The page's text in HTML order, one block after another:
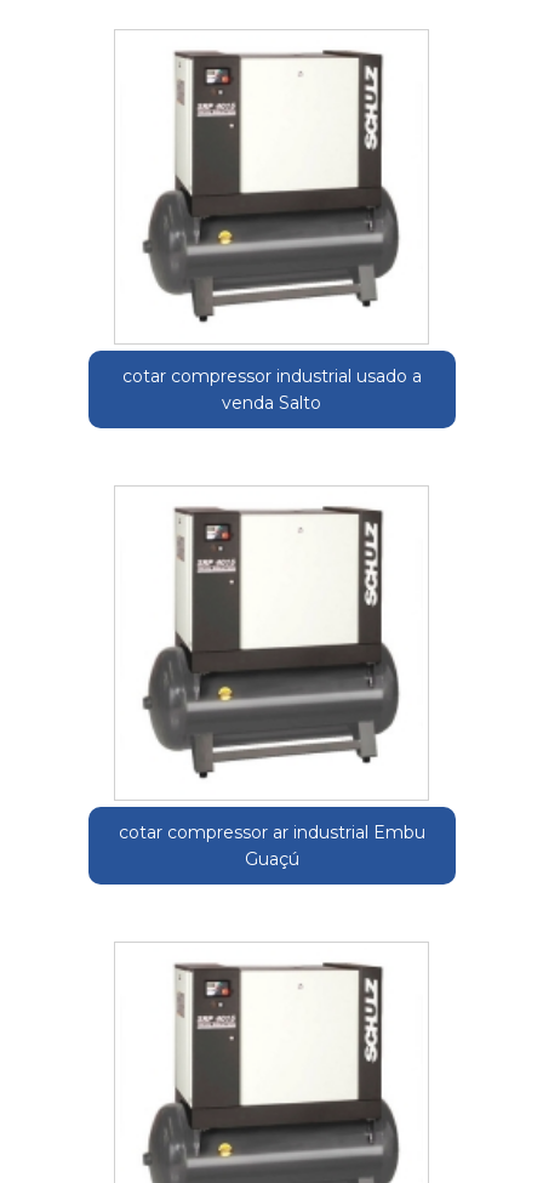
cotar compressor industrial usado a
venda Salto
cotar compressor ar industrial Embu
Guaçú